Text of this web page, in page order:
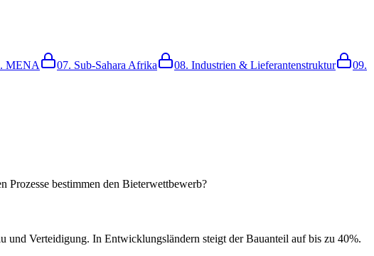
MENA 07. Sub-Sahara Afrika 08. Industrien & Lieferantenstruktur
09.
Prozesse bestimmen den Bieterwettbewerb?
Verteidigung. In Entwicklungsländern steigt der Bauanteil auf bis zu 40%.